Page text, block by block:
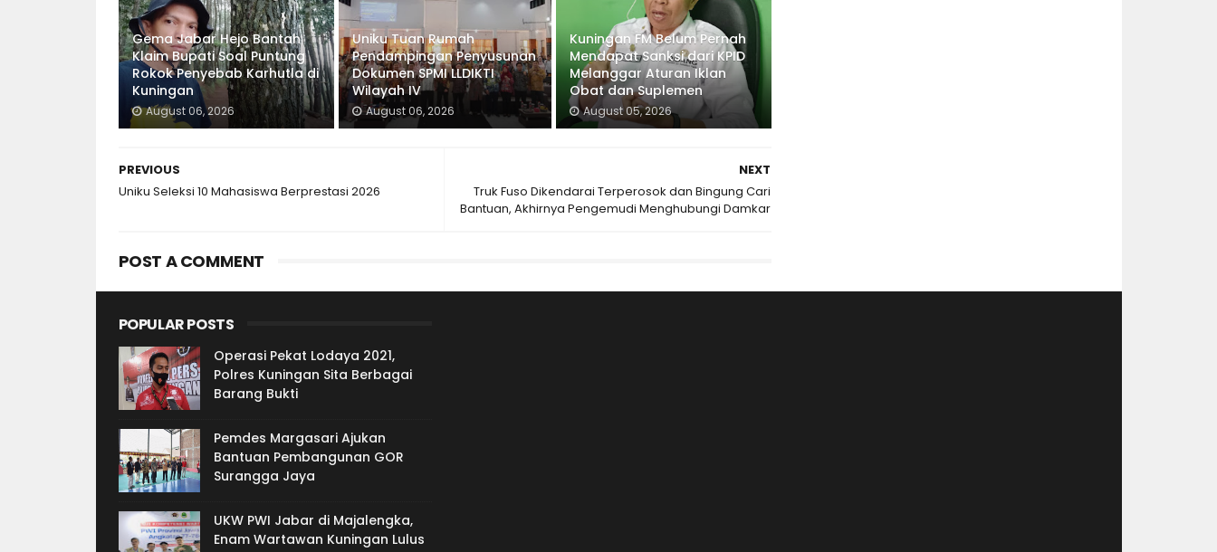
Gema Jabar Hejo Bantah
Klaim Bupati Soal Puntung
Rokok Penyebab Karhutla di
Kuningan
August 06, 2026
Uniku Tuan Rumah
Pendampingan Penyusunan
Dokumen SPMI LLDIKTI
Wilayah IV
August 06, 2026
Kuningan FM Belum Pernah
Mendapat Sanksi dari KPID
Melanggar Aturan Iklan
Obat dan Suplemen
August 05, 2026
NEXT
Truk Fuso Dikendarai Terperosok dan Bingung Cari
Bantuan, Akhirnya Pengemudi Menghubungi Damkar
PREVIOUS
Uniku Seleksi 10 Mahasiswa Berprestasi 2026
POST A COMMENT
POPULAR POSTS
Operasi Pekat Lodaya 2021,
Polres Kuningan Sita Berbagai
Barang Bukti
Pemdes Margasari Ajukan
Bantuan Pembangunan GOR
Surangga Jaya
UKW PWI Jabar di Majalengka,
Enam Wartawan Kuningan Lulus